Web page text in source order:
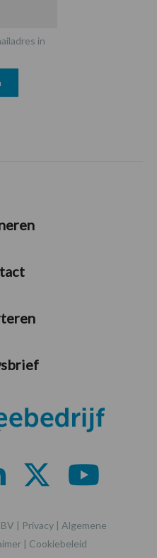
in
| Privacy | Algemene
| Cookiebeleid